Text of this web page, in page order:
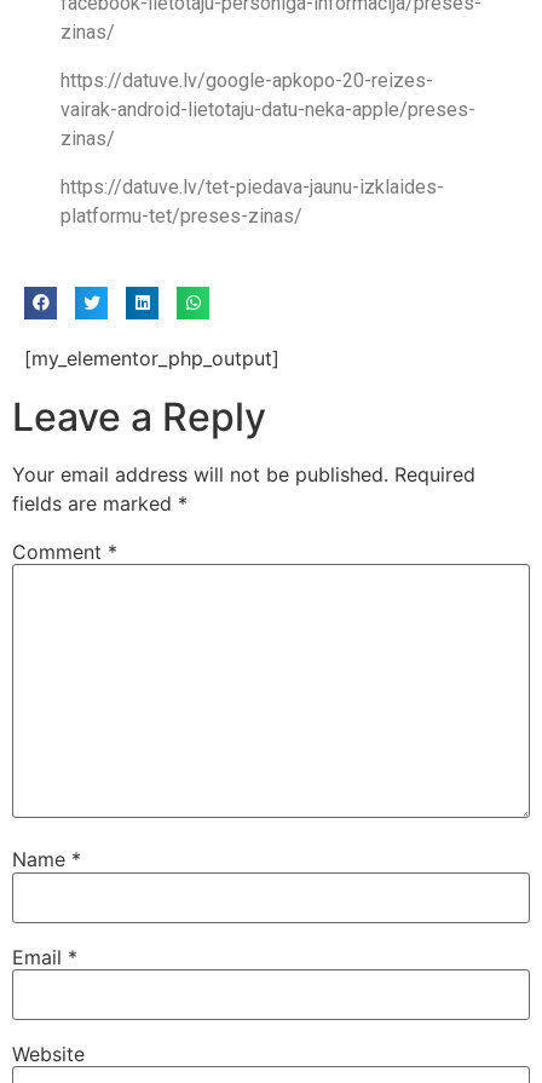
zinas/
https://datuve.lv/google-apkopo-20-reizes-
vairak-android-lietotaju-datu-neka-apple/preses-
zinas/
https://datuve.lv/tet-piedava-jaunu-izklaides-
platformu-tet/preses-zinas/
[my_elementor_php_output]
Leave a Reply
Your email address will not be published. Required
fields are marked *
Comment *
Name *
Email *
Website